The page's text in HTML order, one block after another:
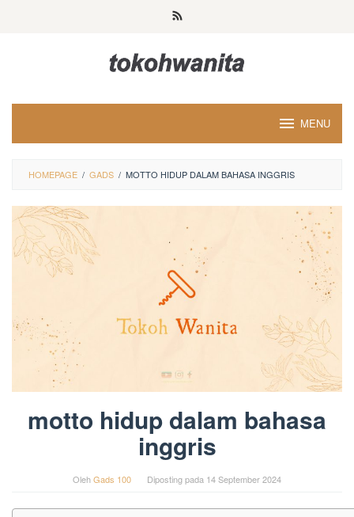
MENU
HOMEPAGE / GADS / MOTTO HIDUP DALAM BAHASA INGGRIS
motto hidup dalam bahasa
inggris
OlehGads 100 Diposting pada 14 September 2024